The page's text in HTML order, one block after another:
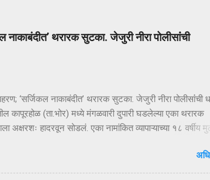
थरारक सुटका. जेजुरी नीरा पोलीसांंची
‘सर्जिकल नाकाबंदीत’ थरारक सुटका. जेजुरी नीरा पोलीसांंची
कापूरहोळ (ता.भोर) मध्ये मंगळवारी दुपारी घडलेल्या एका थरारक
अक्षरशः हादरवून सोडलं. एका नामांकित व्यापाऱ्याच्या १८ वर्षीय
उभारलेल्या ‘सर्जिकल नाकाबंदी’मुळे चित्र पालटलं—आणि युवकाची
अपहरण, गावात खळबळ दुपारचा नेहमीसारखा